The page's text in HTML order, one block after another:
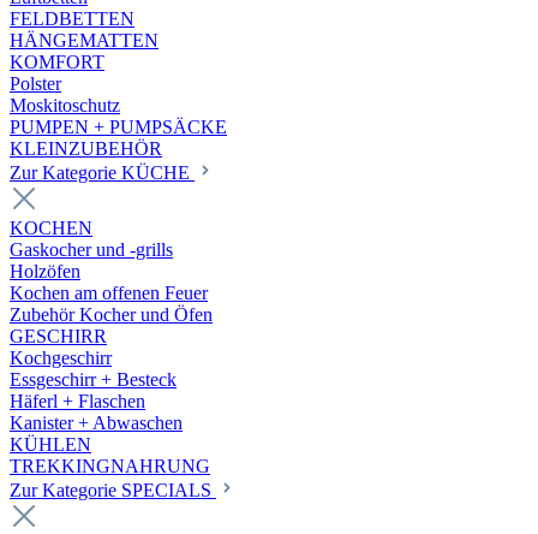
FELDBETTEN
HÄNGEMATTEN
KOMFORT
Polster
Moskitoschutz
PUMPEN + PUMPSÄCKE
KLEINZUBEHÖR
Zur Kategorie KÜCHE
KOCHEN
Gaskocher und -grills
Holzöfen
Kochen am offenen Feuer
Zubehör Kocher und Öfen
GESCHIRR
Kochgeschirr
Essgeschirr + Besteck
Häferl + Flaschen
Kanister + Abwaschen
KÜHLEN
TREKKINGNAHRUNG
Zur Kategorie SPECIALS